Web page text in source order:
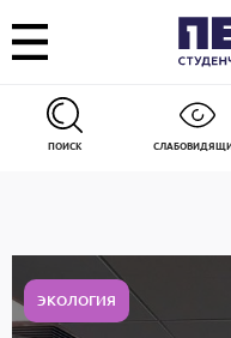
ПОИСК
ЭКОЛОГИЯ